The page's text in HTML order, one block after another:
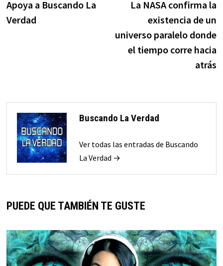
de
anterior:
Apoya a Buscando La
Verdad
La NASA confirma la
existencia de un
universo paralelo donde
el tiempo corre hacia
atrás
Buscando La Verdad
Ver todas las entradas de Buscando
La Verdad →
PUEDE QUE TAMBIÉN TE GUSTE